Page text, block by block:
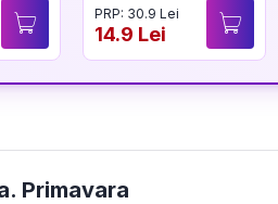
PRP: 30.9 Lei
14.9 Lei
Primavara